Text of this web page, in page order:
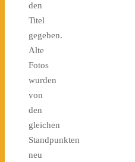
den
Titel
gegeben.
Alte
Fotos
wurden
von
den
gleichen
Standpunkten
neu